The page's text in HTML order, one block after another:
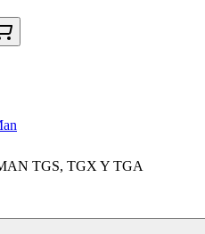
TGS, TGX Y TGA